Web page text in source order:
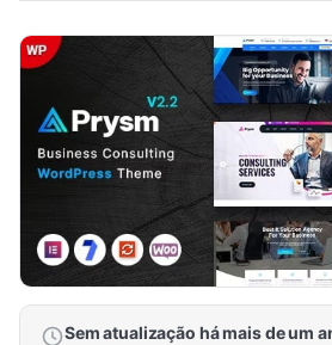
Sem atualização há mais de um